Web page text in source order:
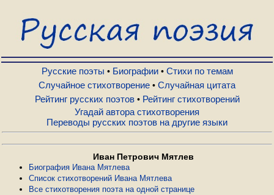
Русские поэты
Биографии
Стихи по темам
Случайное стихотворение
Случайная цитата
Русские поэты • Биографии• Стихи по темам
Случайное стихотворение • Случайная цитата
Рейтинг русских поэтов• Рейтинг стихотворений
Угадай автора стихотворения
Переводы русских поэтов на другие языки
Иван Петрович Мятлев
Биография Ивана Мятлева
Список стихотворений Ивана Мятлева
Все стихотворения поэта на одной странице